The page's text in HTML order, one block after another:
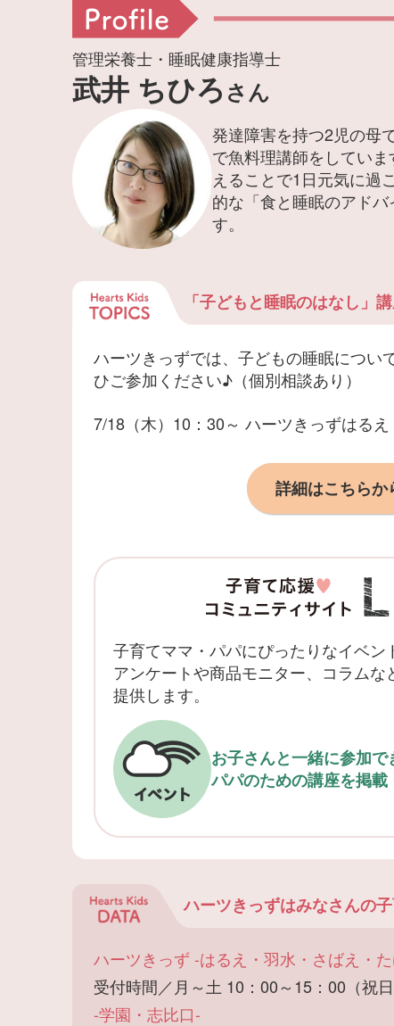
管理栄養士・睡眠健康指導士
武井 ちひろ さん
発達障害を持つ2児の母
で魚料理講師をしてい
えることで1日元気に過
的な「食と睡眠のアド
す。
「子どもと睡眠のはなし」
ハーツきっずでは、子どもの睡眠につい
ひご参加ください♪（個別相談あり）
7/18（木）10：30～ ハーツきっずはるえ
詳細はこちらか
子育てママ・パパにぴったりなイベン
アンケートや商品モニター、コラムな
提供します。
お子さんと一緒に参加で
パパのための講座を掲載
ハーツきっずはみなさんの
ハーツきっず -はるえ・羽水・さばえ・
受付時間／月～土 10：00～15：00（祝日
-学園・志比口-